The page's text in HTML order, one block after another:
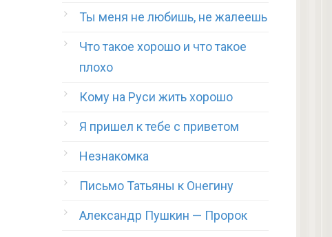
Ты меня не любишь, не жалеешь
Что такое хорошо и что такое
плохо
Кому на Руси жить хорошо
Я пришел к тебе с приветом
Незнакомка
Письмо Татьяны к Онегину
Александр Пушкин — Пророк